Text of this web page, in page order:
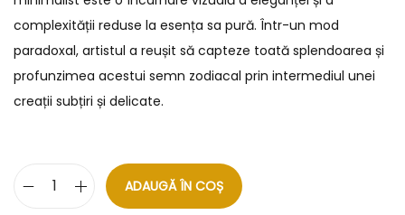
complexității reduse la esența sa pură. Într-un mod
paradoxal, artistul a reușit să capteze toată splendoarea și
profunzimea acestui semn zodiacal prin intermediul unei
creații subțiri și delicate.
ADAUGĂ ÎN COȘ